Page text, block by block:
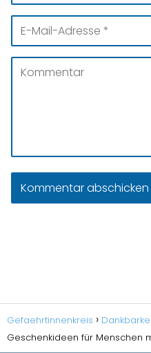
Gefaehrtinnenkreis
Geschenkideen für Menschen